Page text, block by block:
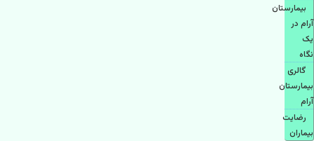
بیمارستان
آرام در
یک
نگاه
گالری
بیمارستان
آرام
رضایت
بیماران